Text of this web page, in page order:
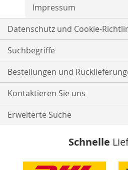
Impressum
Datenschutz und Cookie-
Suchbegriffe
Bestellungen und
Kontaktieren Sie uns
Erweiterte Suche
Schnelle